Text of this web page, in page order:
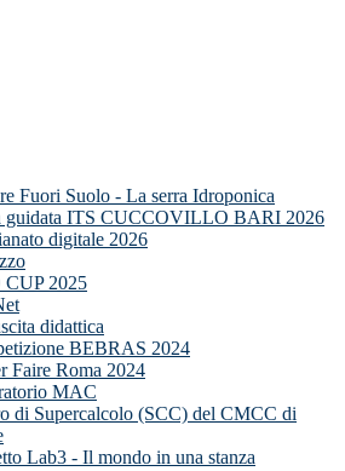
Fuori Suolo - La serra Idroponica
guidata ITS CUCCOVILLO BARI 2026
digitale 2026
CUP 2025
didattica
BEBRAS 2024
Faire Roma 2024
MAC
di Supercalcolo (SCC) del CMCC di
Lab3 - Il mondo in una stanza